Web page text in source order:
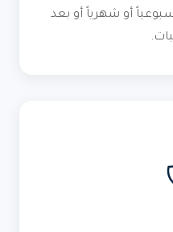
أو شهرياً أو بعد